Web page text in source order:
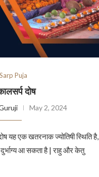
Puja
दोष
May 2, 2024
यह एक खतरनाक ज्योतिषी स्थिति है,
आ सकता है | राहु और केतु